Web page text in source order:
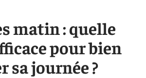
matin : quelle
pour bien
sa journée ?